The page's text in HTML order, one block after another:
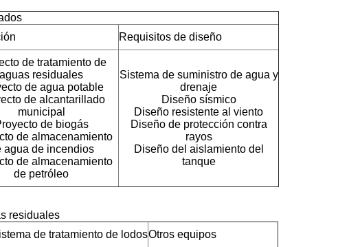
Requisitos de diseño
de tratamiento de
aguas residuales
de agua potable
de alcantarillado
municipal
de biogás
de almacenamiento
agua de incendios
de almacenamiento
de petróleo
Sistema de suministro de agua y
drenaje
Diseño sísmico
Diseño resistente al viento
Diseño de protección contra
rayos
Diseño del aislamiento del
tanque
residuales
de tratamiento de lodosOtros equipos